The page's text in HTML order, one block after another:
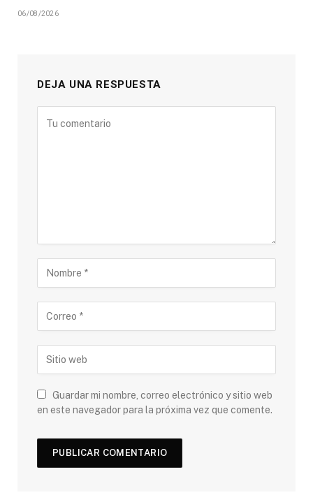
06/08/2026
DEJA UNA RESPUESTA
Guardar mi nombre, correo electrónico y sitio web
en este navegador para la próxima vez que comente.